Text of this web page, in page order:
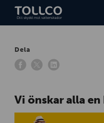
Dela
Vi önskar alla